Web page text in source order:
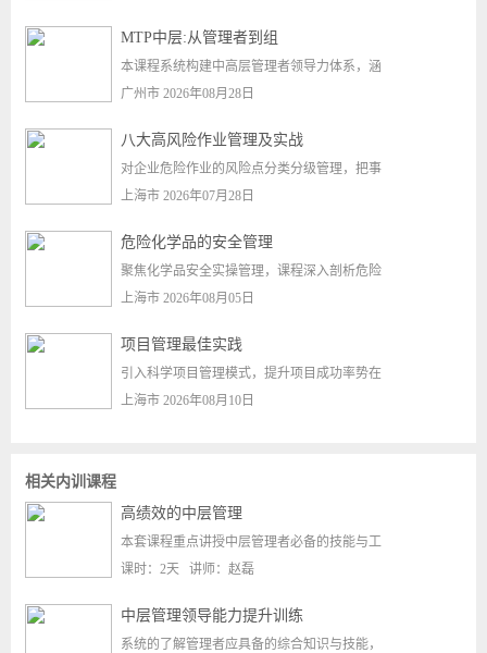
MTP中层:从管理者到组
本课程系统构建中高层管理者领导力体系，涵
广州市 2026年08月28日
八大高风险作业管理及实战
对企业危险作业的风险点分类分级管理，把事
上海市 2026年07月28日
危险化学品的安全管理
聚焦化学品安全实操管理，课程深入剖析危险
上海市 2026年08月05日
项目管理最佳实践
引入科学项目管理模式，提升项目成功率势在
上海市 2026年08月10日
相关内训课程
高绩效的中层管理
本套课程重点讲授中层管理者必备的技能与工
课时：2天 讲师：赵磊
中层管理领导能力提升训练
系统的了解管理者应具备的综合知识与技能，